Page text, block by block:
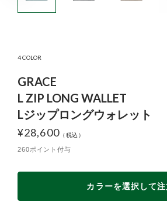
4 COLOR
GRACE
L ZIP LONG WALLET
Lジップロングウォレット
¥28,600
260ポイント付与
カラーを選択して注